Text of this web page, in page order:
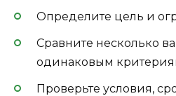
Определите цель и
Сравните несколько
одинаковым
Проверьте условия,